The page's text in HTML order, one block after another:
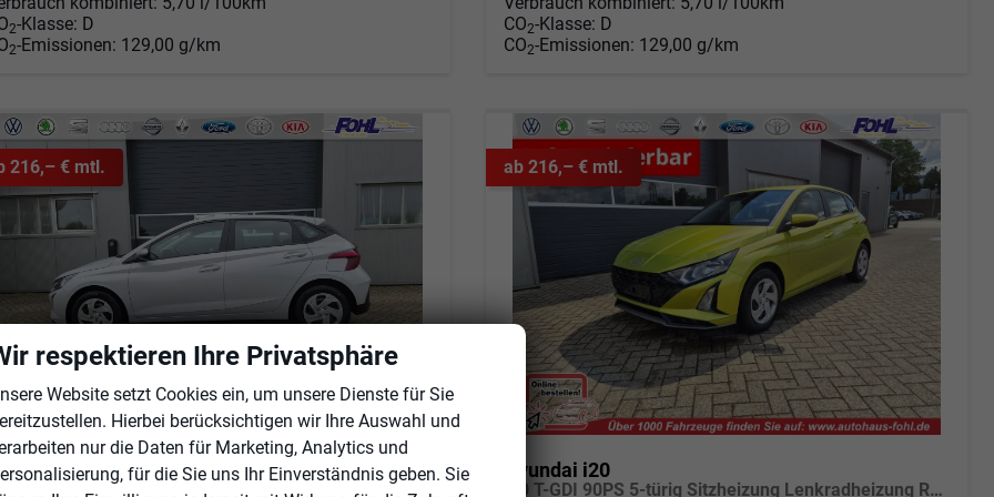
2-Klasse: D
2-Emissionen: 129,00 g/km
CO2-Klasse: D
CO2-Emissionen: 129,00 g/km
216,– € mtl.
i20
1.0 T-GDI 90PS 5-türig Sitzheizung Lenkradheizung Rückf.Kamera PDC Klima Apple CarPlay Android Auto Tempomat Touchscreen
ab 216,– € mtl.
Hyundai i20
1.0 T-GDI 90PS 5-türig Sitzheizung Lenkradheizung Rückf.Kamera PDC Klima Apple CarPlay Android Auto Tempomat Touchscreen
respektieren Ihre Privatsphäre
Website setzt Cookies ein, um unsere Dienste für Sie
Hierbei berücksichtigen wir Ihre Auswahl und
nur die Daten für Marketing, Analytics und
für die Sie uns Ihr Einverständnis geben. Sie